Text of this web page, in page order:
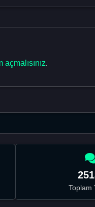
açmalısınız.
Toplam